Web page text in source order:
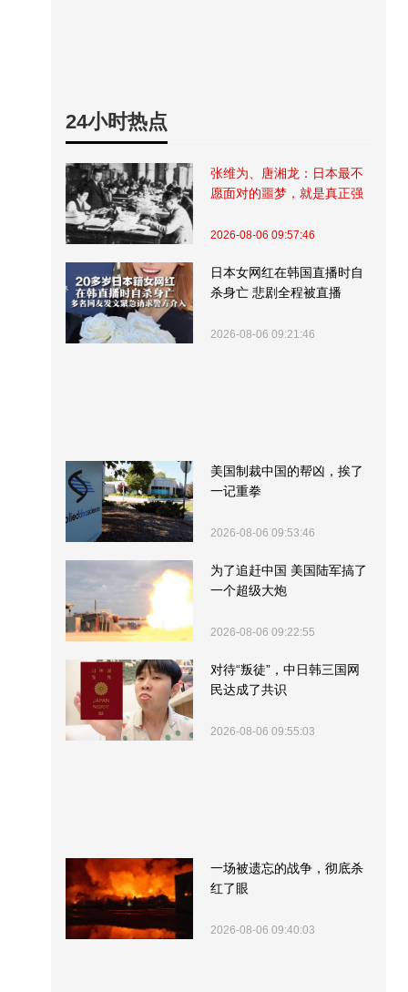
24小时热点
张维为、唐湘龙：日本最不
愿面对的噩梦，就是真正强
2026-08-06 09:57:46
日本女网红在韩国直播时自
杀身亡 悲剧全程被直播
2026-08-06 09:21:46
美国制裁中国的帮凶，挨了
一记重拳
2026-08-06 09:53:46
为了追赶中国 美国陆军搞了
一个超级大炮
2026-08-06 09:22:55
对待“叛徒”，中日韩三国网
民达成了共识
2026-08-06 09:55:03
一场被遗忘的战争，彻底杀
红了眼
2026-08-06 09:40:03